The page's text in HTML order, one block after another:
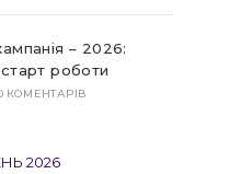
– 2026:
роботи
КОМЕНТАРІВ
2026